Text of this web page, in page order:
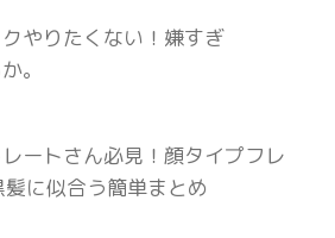
やりたくない！嫌すぎ
。
レートさん必見！顔タイプフレ
に似合う簡単まとめ